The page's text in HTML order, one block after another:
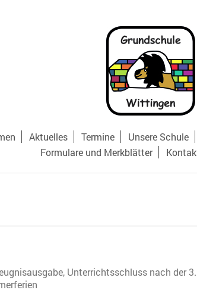
Aktuelles Termine Unsere Schule
Formulare und Merkblätter
Unterrichtsschluss nach der